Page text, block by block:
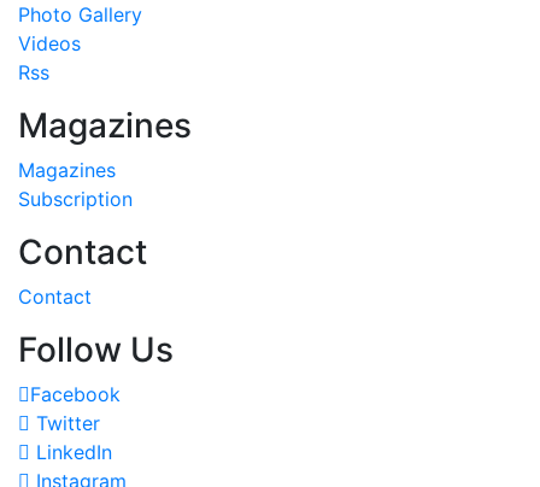
Photo Gallery
Videos
Rss
Magazines
Magazines
Subscription
Contact
Contact
Follow Us
Facebook
Twitter
LinkedIn
Instagram